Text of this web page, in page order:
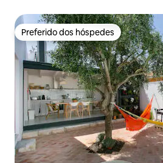
Preferido dos hóspedes
Preferido dos hóspedes